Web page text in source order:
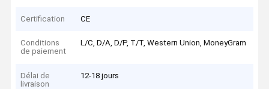
Certification CE
Conditions
de paiement
L/C, D/A, D/P, T/T, Western Union, MoneyGram
Délai de
livraison
12-18 jours